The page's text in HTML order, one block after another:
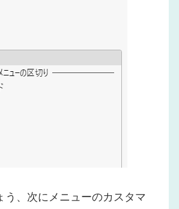
、次にメニューのカスタマ